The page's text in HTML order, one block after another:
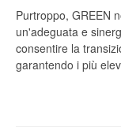
Purtroppo, GREEN
un'adeguata e
consentire la
garantendo i più